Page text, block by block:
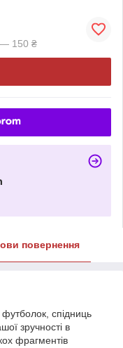
— 150 ₴
повернення
спідниць
зручності в
фрагментів